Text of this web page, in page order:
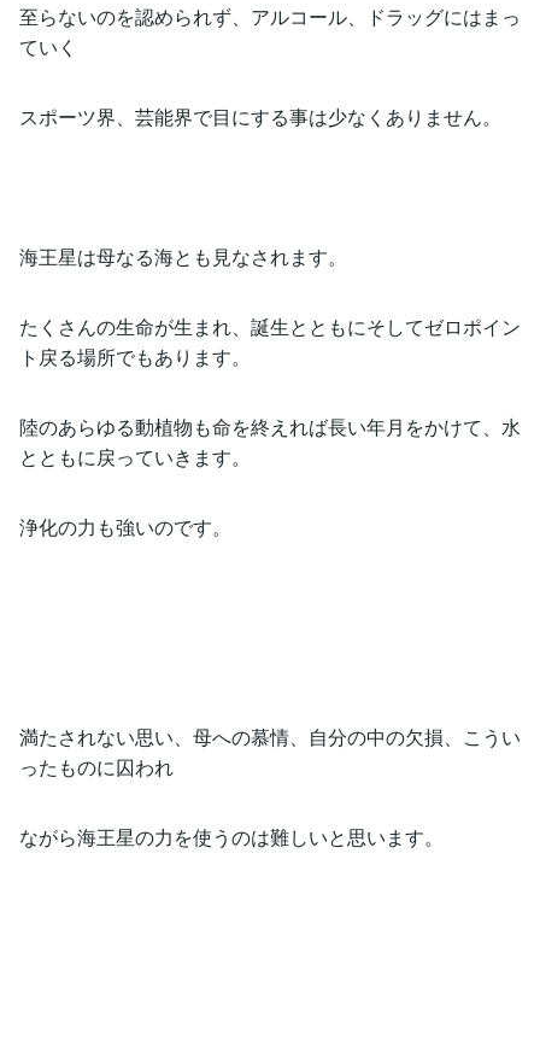
至らないのを認められず、アルコール、ドラッグにはまっ
ていく
スポーツ界、芸能界で目にする事は少なくありません。
海王星は母なる海とも見なされます。
たくさんの生命が生まれ、誕生とともにそしてゼロポイン
ト戻る場所でもあります。
陸のあらゆる動植物も命を終えれば長い年月をかけて、水
とともに戻っていきます。
浄化の力も強いのです。
満たされない思い、母への慕情、自分の中の欠損、こうい
ったものに囚われ
ながら海王星の力を使うのは難しいと思います。